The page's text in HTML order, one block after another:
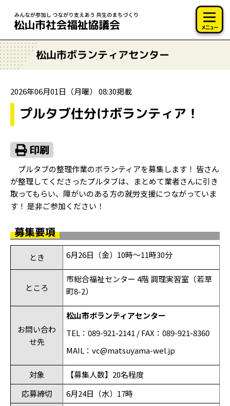
メニュー
松山市ボランティアセンター
2026年06月01日（月曜） 08:30掲載
プルタブ仕分けボランティア！
プルタブの整理作業のボランティアを募集します！ 皆さん
が整理してくださったプルタブは、まとめて業者さんに引き
取ってもらい、障がいのある方の就労支援につながっていま
す！ 是非ご参加ください！
募集要項
とき 6月26日（金）10時～11時30分
ところ
市総合福祉センター 4階 調理実習室（若草
町8-2）
お問い合わ
せ先
松山市ボランティアセンター
TEL：089-921-2141 / FAX：089-921-8360
MAIL：vc@matsuyama-wel.jp
対象
【募集人数】20名程度
応募締切
6月24日（水）17時